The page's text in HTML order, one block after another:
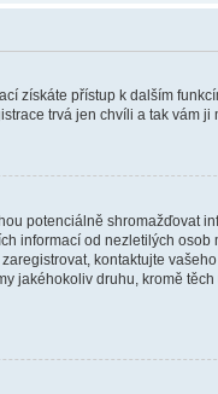
získáte přístup k dalším
trvá jen chvíli a tak vám ji
potenciálně shromažďovat
informací od nezletilých osob
kontaktujte
jakéhokoliv druhu, kromě